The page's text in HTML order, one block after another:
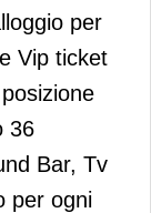
per
Vip ticket
36
Bar, Tv
per ogni